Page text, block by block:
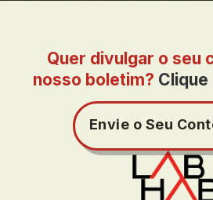
Quer divulgar o seu
nosso boletim? Clique
Envie o Seu